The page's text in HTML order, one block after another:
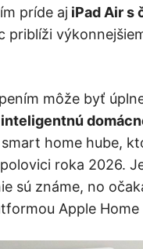
príde aj iPad Air s
priblíži
môže byť
home hube,
roka 2026.
sú známe, no
Apple Home